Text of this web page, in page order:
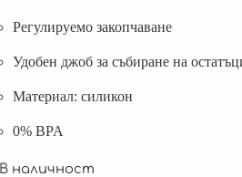
Регулируемо закопчаване
Удобен джоб за събиране на
Материал: силикон
0% BPA
В наличност